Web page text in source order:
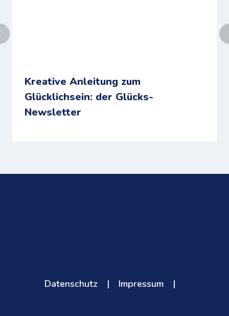
Kreative Anleitung zum
Glücklichsein: der Glücks-
Newsletter
Datenschutz | Impressum |